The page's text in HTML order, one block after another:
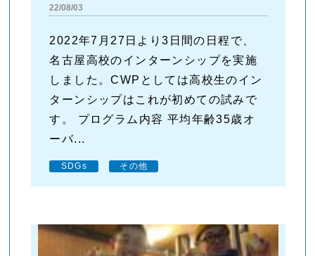
22/08/03
2022年7月27日より3日間の日程で、
名古屋高校のインターンシップを実施
しました。CWPとしては高校生のイン
ターンシップはこれが初めての試みで
す。 プログラム内容 平均年齢35歳オ
ーバ...
SDGs その他